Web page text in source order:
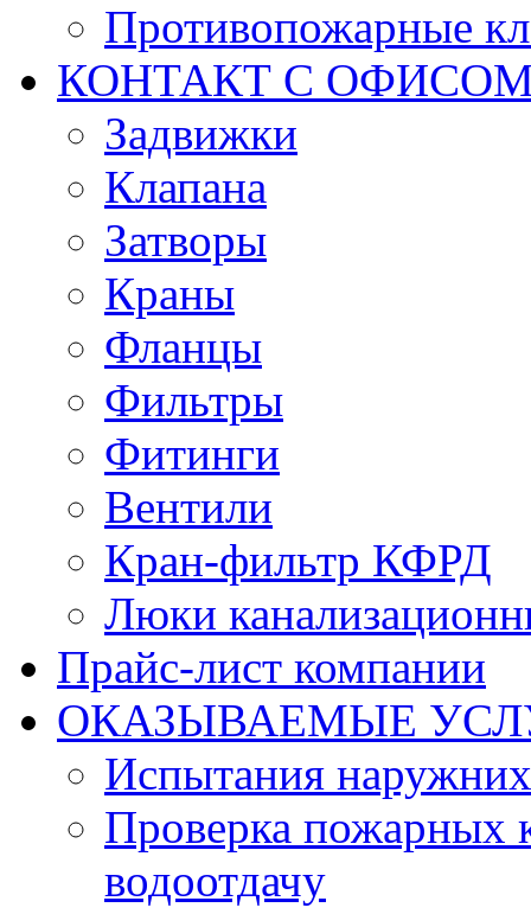
Противопожарные
КОНТАКТ С ОФИСОМ
Задвижки
Клапана
Затворы
Краны
Фланцы
Фильтры
Фитинги
Вентили
Кран-фильтр КФРД
Люки
Прайс-лист компании
ОКАЗЫВАЕМЫЕ
Испытания
Проверка пожарных
водоотдачу